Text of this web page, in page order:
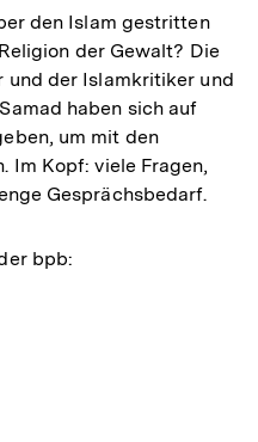
den Islam gestritten
der Gewalt? Die
und der Islamkritiker und
haben sich auf
um mit den
Im Kopf: viele Fragen,
Gesprächsbedarf.
bpb: